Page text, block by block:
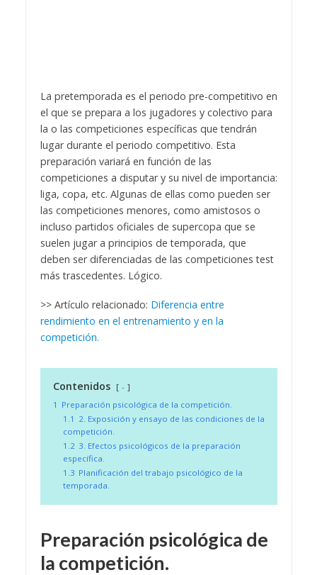
La pretemporada es el periodo pre-competitivo en
el que se prepara a los jugadores y colectivo para
la o las competiciones específicas que tendrán
lugar durante el periodo competitivo. Esta
preparación variará en función de las
competiciones a disputar y su nivel de importancia:
liga, copa, etc. Algunas de ellas como pueden ser
las competiciones menores, como amistosos o
incluso partidos oficiales de supercopa que se
suelen jugar a principios de temporada, que
deben ser diferenciadas de las competiciones test
más trascedentes. Lógico.
>> Artículo relacionado: Diferencia entre
rendimiento en el entrenamiento y en la
competición.
Contenidos
-
1 Preparación psicológica de la competición.
1.1 2. Exposición y ensayo de las condiciones de la
competición.
1.2 3. Efectos psicológicos de la preparación
específica.
1.3 Planificación del trabajo psicológico de la
temporada.
Preparación psicológica de
la competición.